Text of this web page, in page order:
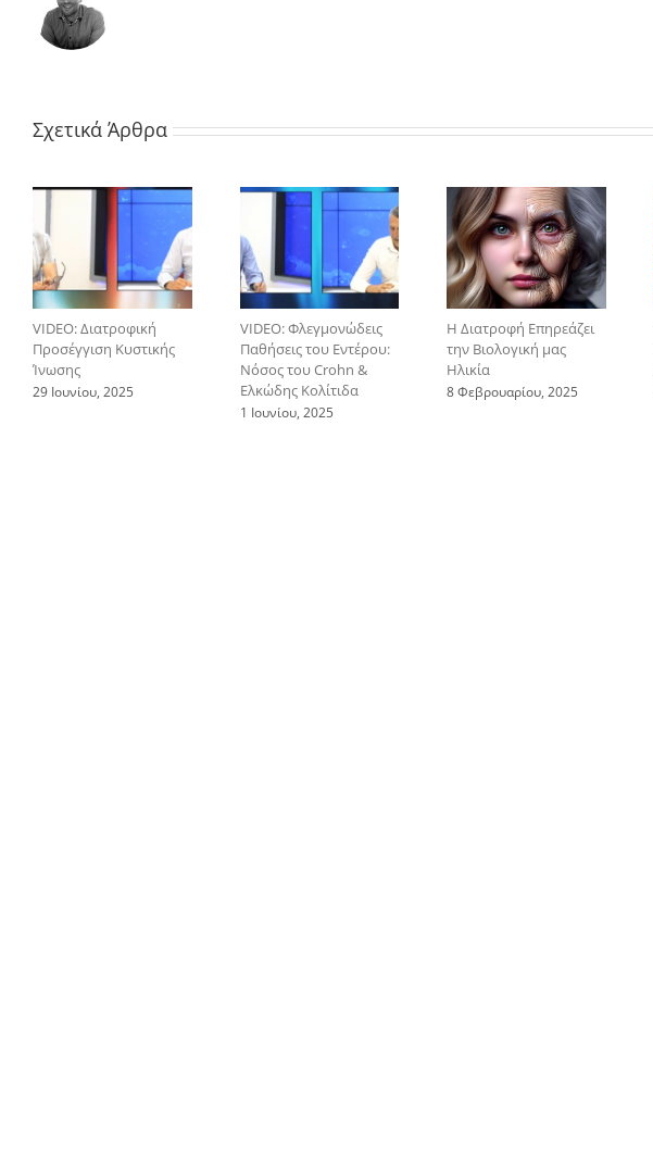
Σχετικά Άρθρα
VIDEO: Διατροφική
Προσέγγιση Κυστικής
Ίνωσης
29 Ιουνίου, 2025
VIDEO: Φλεγμονώδεις
Παθήσεις του Εντέρου:
Νόσος του Crohn &
Ελκώδης Κολίτιδα
1 Ιουνίου, 2025
Η Διατροφή Επηρεάζει
την Βιολογική μας
Ηλικία
8 Φεβρουαρίου, 2025